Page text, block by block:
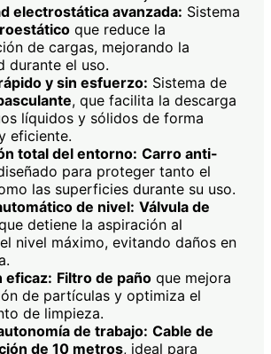
electrostática avanzada: Sistema
que reduce la
de cargas, mejorando la
durante el uso.
y sin esfuerzo: Sistema de
, que facilita la descarga
líquidos y sólidos de forma
eficiente.
total del entorno: Carro anti-
para proteger tanto el
las superficies durante su uso.
de nivel: Válvula de
detiene la aspiración al
nivel máximo, evitando daños en
eficaz: Filtro de paño que mejora
de partículas y optimiza el
de limpieza.
de trabajo: Cable de
de 10 metros, ideal para